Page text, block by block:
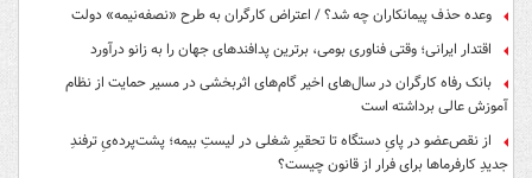
وعده حذف پیمانکاران چه شد؟ / اعتراض کارگران به طرح «نصفه‌نیمه» دولت
اقتدار ایرانی؛ وقتی فناوری بومی، برترین پدافندهای جهان را به زانو درآورد
بانک رفاه کارگران در سال‌های اخیر گام‌های اثربخشی در مسیر حمایت از نظام
آموزش عالی برداشته است
از نقص‌عضو در پایِ دستگاه تا تحقیرِ شغلی در لیستِ بیمه؛ پشت‌پرده‌یِ ترفندِ
جدیدِ کارفرماها برای فرار از قانون چیست؟